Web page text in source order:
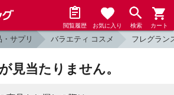
閲覧履歴 お気に入り 検索 カート
・サプリ バラエティ コスメ フレグラン
見当たりません。